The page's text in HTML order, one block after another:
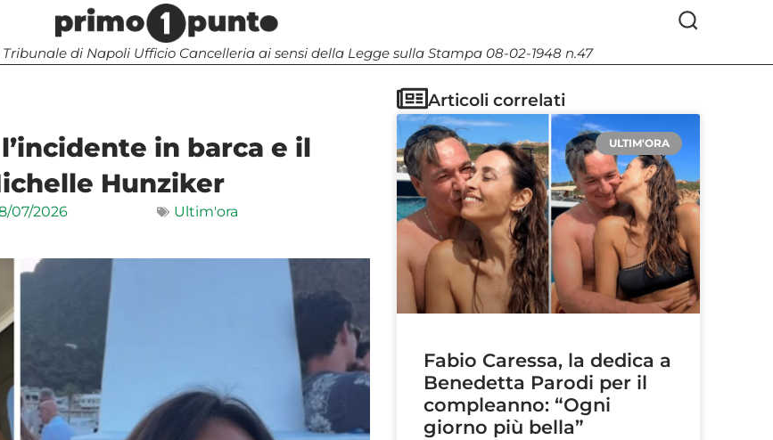
di Napoli Ufficio Cancelleria ai sensi della Legge sulla Stampa 08-02-1948 n.47
in barca e il
Hunziker
07/2026 Ultim'ora
Articoli correlati
ULTIM'ORA
Fabio Caressa, la dedica a
Benedetta Parodi per il
compleanno: “Ogni
giorno più bella”